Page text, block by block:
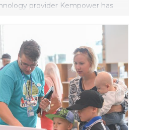
provider Kempower has
product range to the North
market, a crucial milestone
growth strategy. The company
first operate in North America
its global and local partners.